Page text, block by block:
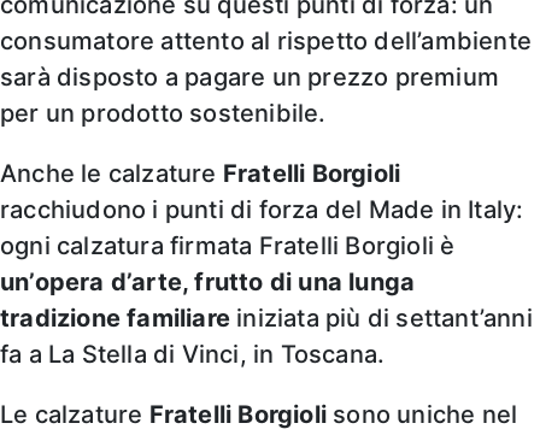
consumatore attento al rispetto dell’ambiente
sarà disposto a pagare un prezzo premium
per un prodotto sostenibile.
Anche le calzature Fratelli Borgioli
racchiudono i punti di forza del Made in Italy:
ogni calzatura firmata Fratelli Borgioli è
un’opera d’arte, frutto di una lunga
tradizione familiare iniziata più di settant’anni
fa a La Stella di Vinci, in Toscana.
Le calzature Fratelli Borgioli sono uniche nel